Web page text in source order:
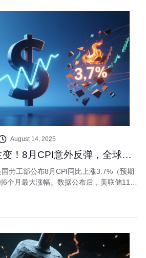
August 14, 2025
美联储降息预期生变！8月CPI意外反弹，全球资产波动加剧
劳工部公布8月CPI同比上涨3.7%（预期
个月最大涨幅。数据公布后，美联储11月
收跌。